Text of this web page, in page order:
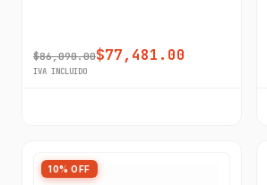
$86,090.00$77,481.00
IVA INCLUIDO
10% OFF